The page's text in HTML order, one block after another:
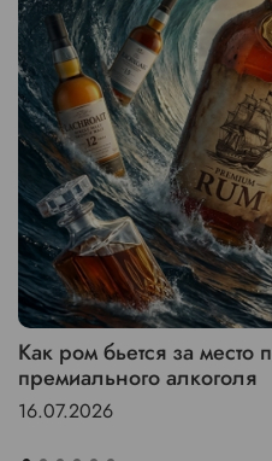
Как ром бьется за
премиального алкоголя
16.07.2026